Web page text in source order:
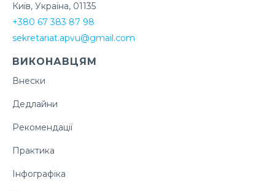
Київ, Україна, 01135
+380 67 383 87 98
sekretariat.apvu@gmail.com
ВИКОНАВЦЯМ
Внески
Дедлайни
Рекомендації
Практика
Інфографіка